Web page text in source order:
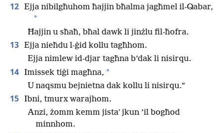
12 Ejja nibilgħuhom ħajjin bħalma jagħmel il-Qabar,
*
Ħajjin u sħaħ, bħal dawk li jinżlu fil-ħofra.
13 Ejja nieħdu l-ġid kollu tagħhom.
Ejja nimlew id-djar tagħna b’dak li nisirqu.
14 Imissek tiġi magħna, *
U naqsmu bejnietna dak kollu li nisirqu.”
15 Ibni, tmurx warajhom.
Anzi, żomm kemm jistaʼ jkun ’il bogħod
minnhom.